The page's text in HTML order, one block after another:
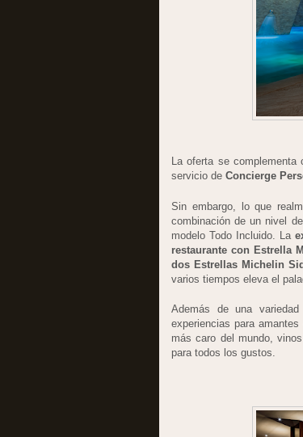
La oferta se
servicio de Concierge
Sin embargo, lo que
combinación de un nivel
modelo Todo Incluido. La
restaurante con Estrella
dos Estrellas Michelin
varios tiempos eleva el
Además de una
experiencias para
más caro del mundo,
para todos los gustos.